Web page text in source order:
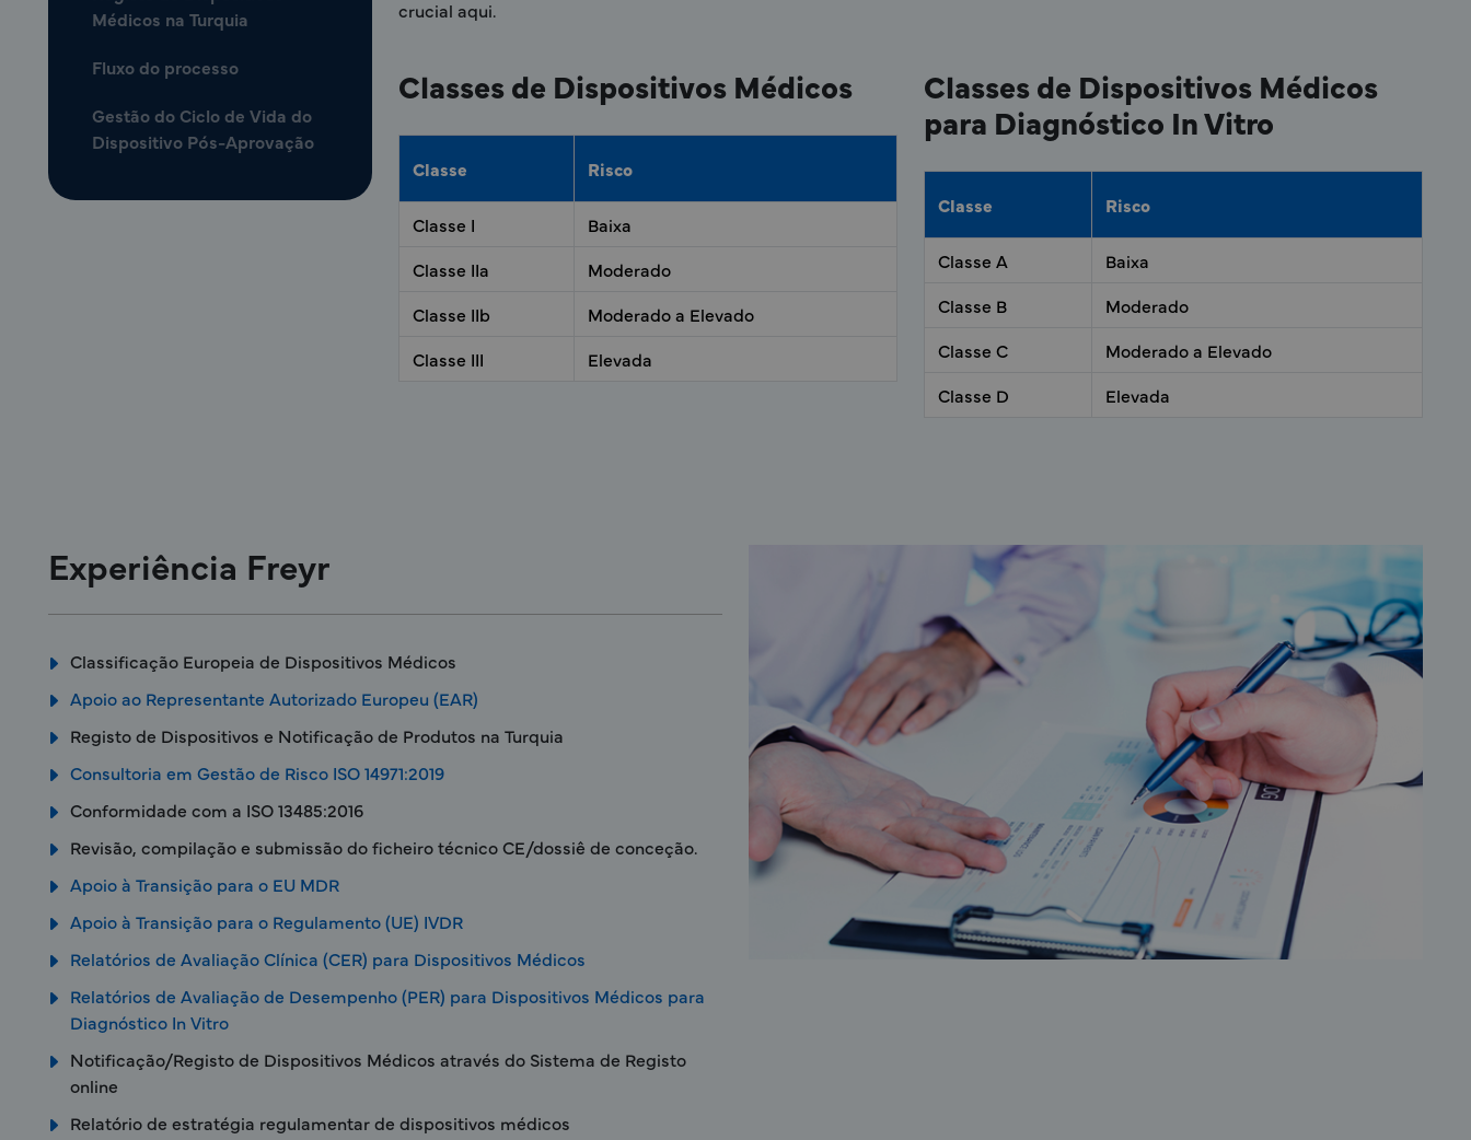
×
Médicos na Turquia
Fluxo do processo
Gestão do Ciclo de Vida do
Dispositivo Pós-Aprovação
crucial aqui.
Classes de Dispositivos Médicos
Classe Risco
Classe I
Baixa
Classe IIa
Moderado
Classe IIb
Moderado a Elevado
Classe III
Elevada
Classes de Dispositivos Médicos
para Diagnóstico In Vitro
Classe Risco
Classe A
Baixa
Classe B
Moderado
Classe C
Moderado a Elevado
Classe D
Elevada
Experiência Freyr
Classificação Europeia de Dispositivos Médicos
Apoio ao Representante Autorizado Europeu (EAR)
Registo de Dispositivos e Notificação de Produtos na Turquia
Consultoria em Gestão de Risco ISO 14971:2019
Conformidade com a ISO 13485:2016
Revisão, compilação e submissão do ficheiro técnico CE/dossiê de conceção.
Apoio à Transição para o EU MDR
Apoio à Transição para o Regulamento (UE) IVDR
Relatórios de Avaliação Clínica (CER) para Dispositivos Médicos
Relatórios de Avaliação de Desempenho (PER) para Dispositivos Médicos para
Diagnóstico In Vitro
Notificação/Registo de Dispositivos Médicos através do Sistema de Registo
online
Relatório de estratégia regulamentar de dispositivos médicos